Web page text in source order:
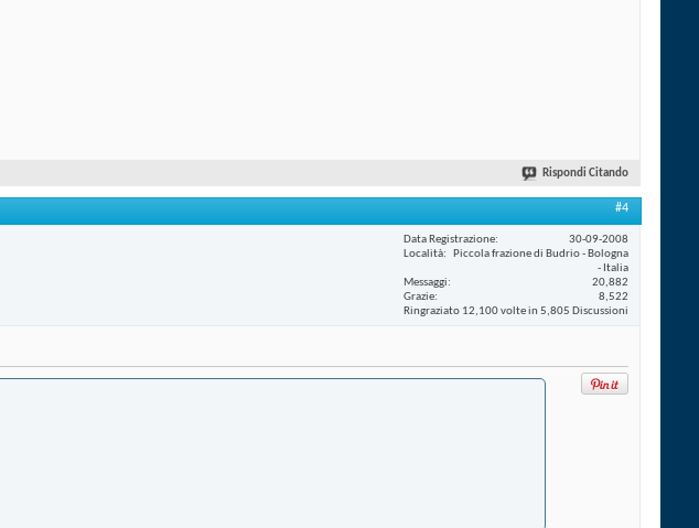
Rispondi Citando
#4
Data Registrazione
30-09-2008
Località
Piccola frazione di Budrio - Bologna
- Italia
Messaggi
20,882
Grazie
8,522
Ringraziato 12,100 volte in 5,805 Discussioni